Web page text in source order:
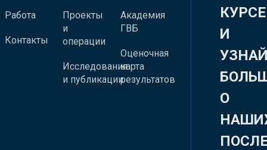
Работа
Контакты
Проекты
и
операции
Исследования
и публикации
Академия
ГВБ
Оценочная
карта
результатов
КУРСЕ
И
О